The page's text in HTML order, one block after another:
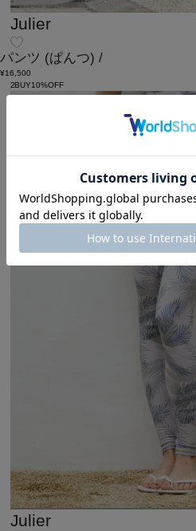
Julier
パンツ (ぱんつ) /
¥16,500
2BUY10%OFF
Julier